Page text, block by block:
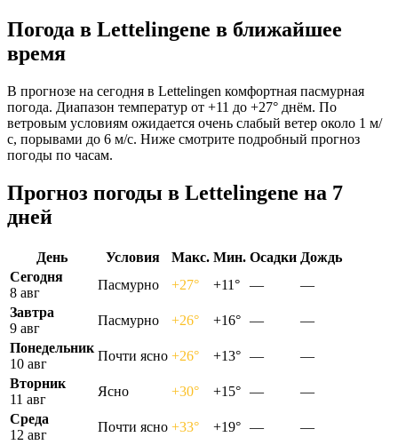
Погода в Lettelingenе в ближайшее
время
В прогнозе на сегодня в Lettelingen комфортная пасмурная
погода. Диапазон температур от +11 до +27° днём. По
ветровым условиям ожидается очень слабый ветер около 1 м/
с, порывами до 6 м/с. Ниже смотрите подробный прогноз
погоды по часам.
Прогноз погоды в Lettelingenе на 7
дней
День Условия Макс. Мин. Осадки Дождь
Сегодня
8 авг
Пасмурно +27° +11° —
—
Завтра
9 авг
Пасмурно +26° +16° —
—
Понедельник
10 авг
Почти ясно +26° +13° —
—
Вторник
11 авг
Ясно +30° +15° —
—
Среда
12 авг
Почти ясно +33° +19° —
—